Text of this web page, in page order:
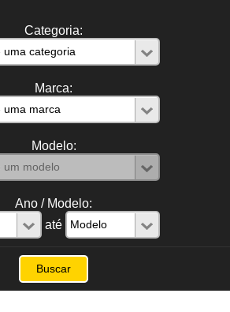
Categoria:
Marca:
Modelo:
Ano / Modelo:
até